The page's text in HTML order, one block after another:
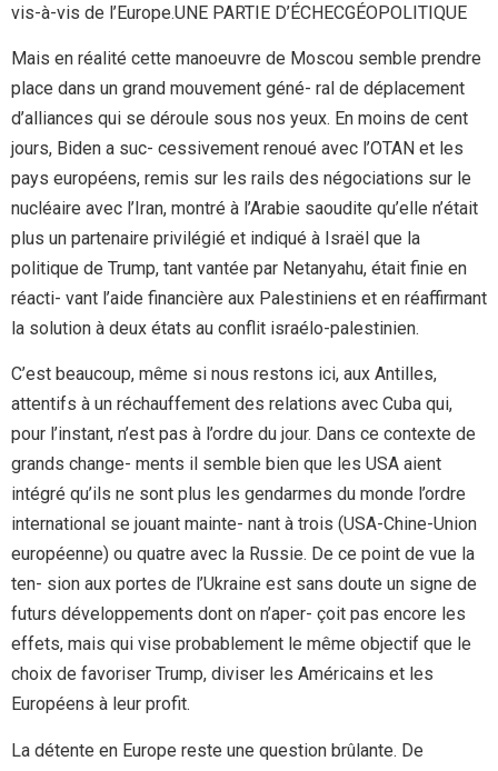
vis-à-vis de l’Europe.UNE PARTIE D’ÉCHECGÉOPOLITIQUE
Mais en réalité cette manoeuvre de Moscou semble prendre
place dans un grand mouvement géné- ral de déplacement
d’alliances qui se déroule sous nos yeux. En moins de cent
jours, Biden a suc- cessivement renoué avec l’OTAN et les
pays européens, remis sur les rails des négociations sur le
nucléaire avec l’Iran, montré à l’Arabie saoudite qu’elle n’était
plus un partenaire privilégié et indiqué à Israël que la
politique de Trump, tant vantée par Netanyahu, était finie en
réacti- vant l’aide financière aux Palestiniens et en réaffirmant
la solution à deux états au conflit israélo-palestinien.
C’est beaucoup, même si nous restons ici, aux Antilles,
attentifs à un réchauffement des relations avec Cuba qui,
pour l’instant, n’est pas à l’ordre du jour. Dans ce contexte de
grands change- ments il semble bien que les USA aient
intégré qu’ils ne sont plus les gendarmes du monde l’ordre
international se jouant mainte- nant à trois (USA-Chine-Union
européenne) ou quatre avec la Russie. De ce point de vue la
ten- sion aux portes de l’Ukraine est sans doute un signe de
futurs développements dont on n’aper- çoit pas encore les
effets, mais qui vise probablement le même objectif que le
choix de favoriser Trump, diviser les Américains et les
Européens à leur profit.
La détente en Europe reste une question brûlante. De